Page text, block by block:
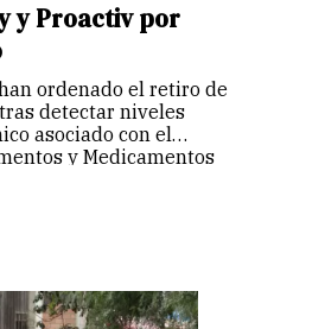
y Proactiv por
ordenado el retiro de
detectar niveles
asociado con el
y Medicamentos